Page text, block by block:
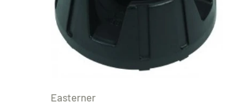
Easterner
In den